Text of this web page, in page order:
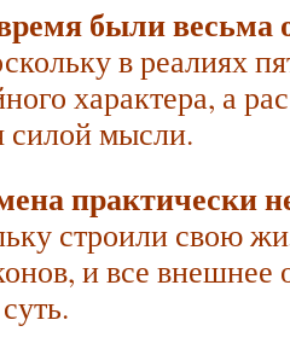
были
в реалиях
характера, а
силой мысли.
практически
строили свою
и все внешнее